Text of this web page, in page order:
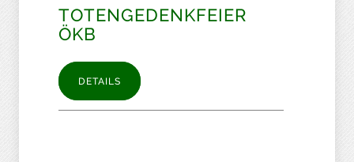
TOTENGEDENKFEIER
ÖKB
DETAILS